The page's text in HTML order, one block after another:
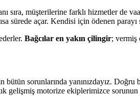
sıra, müşterilerine farklı hizmetler de
sürede açar. Kendisi için ödenen
Bağcılar en yakın çilingir; vermiş
sorunlarında yanınızdayız.
gelişmiş motorize ekiplerimizce